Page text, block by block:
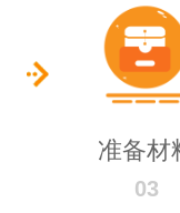
准备材
03